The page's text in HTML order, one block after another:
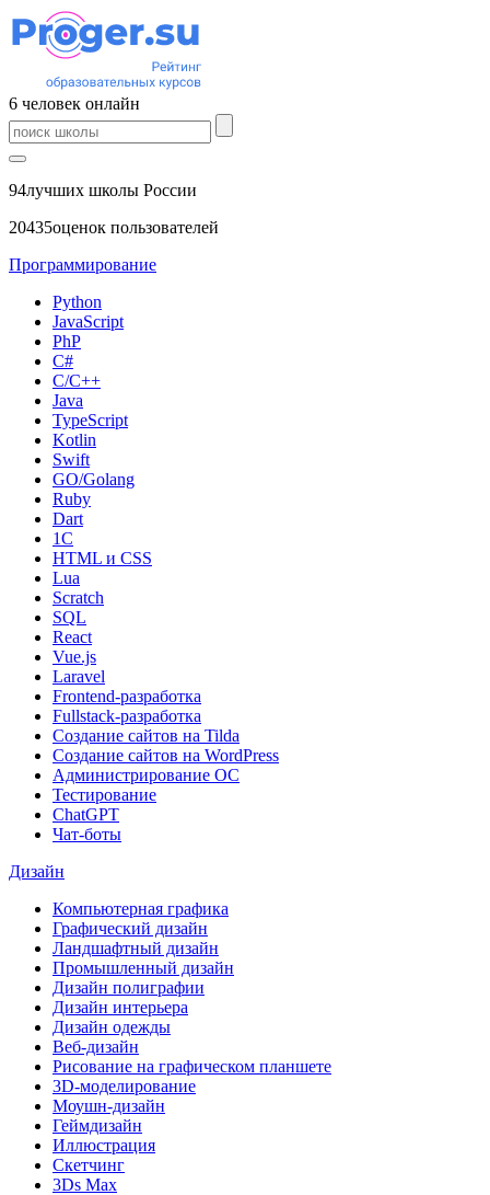
6 человек онлайн
94лучших школы России
20435оценок пользователей
Программирование
Python
JavaScript
PhP
C#
С/C++
Java
TypeScript
Kotlin
Swift
GO/Golang
Ruby
Dart
1С
HTML и CSS
Lua
Scratch
SQL
React
Vue.js
Laravel
Frontend-разработка
Fullstack-разработка
Создание сайтов на Tilda
Создание сайтов на WordPress
Администрирование ОС
Тестирование
ChatGPT
Чат-боты
Дизайн
Компьютерная графика
Графический дизайн
Ландшафтный дизайн
Промышленный дизайн
Дизайн полиграфии
Дизайн интерьера
Дизайн одежды
Веб-дизайн
Рисование на графическом планшете
3D-моделирование
Моушн-дизайн
Геймдизайн
Иллюстрация
Скетчинг
3Ds Max